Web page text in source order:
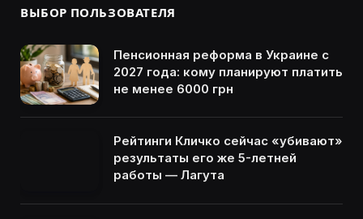
ВЫБОР ПОЛЬЗОВАТЕЛЯ
Пенсионная реформа в Украине с
2027 года: кому планируют платить
не менее 6000 грн
Рейтинги Кличко сейчас «убивают»
результаты его же 5-летней
работы — Лагута